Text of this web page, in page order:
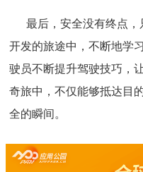
最后，安全没有终点，
开发的旅途中，不断地学
驶员不断提升驾驶技巧，
奇旅中，不仅能够抵达目
全的瞬间。